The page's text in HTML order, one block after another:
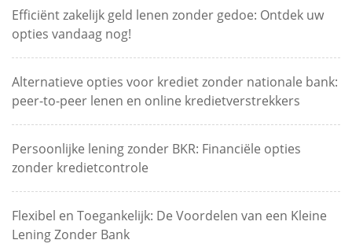
Efficiënt zakelijk geld lenen zonder gedoe: Ontdek uw
opties vandaag nog!
Alternatieve opties voor krediet zonder nationale bank:
peer-to-peer lenen en online kredietverstrekkers
Persoonlijke lening zonder BKR: Financiële opties
zonder kredietcontrole
Flexibel en Toegankelijk: De Voordelen van een Kleine
Lening Zonder Bank